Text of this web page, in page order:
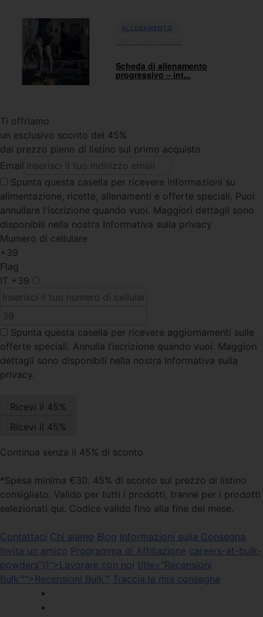
ALLENAMENTO
Scheda di allenamento
progressivo – int...
Ti offriamo
un esclusivo sconto del 45%
dal prezzo pieno di listino sul primo acquisto
Email
Spunta questa casella per ricevere informazioni su
alimentazione, ricette, allenamenti e offerte speciali. Puoi
annullare l'iscrizione quando vuoi. Maggiori dettagli sono
disponibili nella nostra Informativa sulla privacy
Mumero di cellulare
+39
Flag
IT +39
Spunta questa casella per ricevere aggiornamenti sulle
offerte speciali. Annulla l’iscrizione quando vuoi. Maggiori
dettagli sono disponibili nella nostra Informativa sulla
privacy.
Continua senza il 45% di sconto
*Spesa minima €30. 45% di sconto sul prezzo di listino
consigliato. Valido per tutti i prodotti, tranne per i prodotti
selezionati qui. Codice valido fino alla fine del mese.
Contattaci Chi siamo Blog Informazioni sulla Consegna
Invita un amico Programma di Affiliazione careers-at-bulk-
powders"}}">Lavorare con noi title="Recensioni
Bulk™">Recensioni Bulk™ Traccia la mia consegna